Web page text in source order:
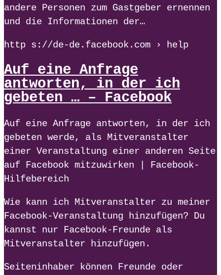
andere Personen zum Gastgeber ernennen
und die Informationen der…
http s://de-de.facebook.com › help
Auf eine Anfrage
antworten, in der ich
gebeten … – Facebook
Auf eine Anfrage antworten, in der ich
gebeten werde, als Mitveranstalter
einer Veranstaltung einer anderen Seite
auf Facebook mitzuwirken | Facebook-
Hilfebereich
Wie kann ich Mitveranstalter zu meiner
Facebook-Veranstaltung hinzufügen? Du
kannst nur Facebook-Freunde als
Mitveranstalter hinzufügen.
Seiteninhaber können Freunde oder